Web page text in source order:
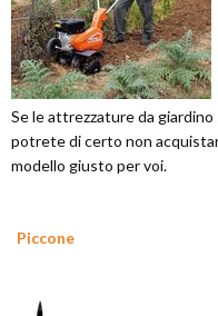
Se le attrezzature da
potrete di certo non
modello giusto per voi.
Piccone